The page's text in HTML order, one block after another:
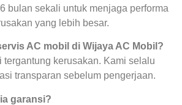
bulan sekali untuk menjaga performa
yang lebih besar.
AC mobil di Wijaya AC Mobil?
tergantung kerusakan. Kami selalu
transparan sebelum pengerjaan.
garansi?